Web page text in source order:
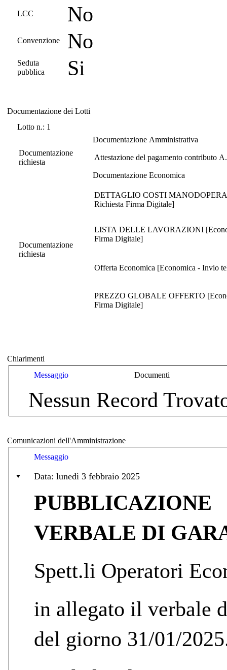
LCC No
Convenzione No
Seduta
pubblica
Si
Documentazione dei Lotti
Lotto n.: 1
Documentazione Amministrativa
Documentazione
richiesta
Attestazione del pagamento contributo
Documentazione Economica
Documentazione
richiesta
DETTAGLIO COSTI MANODOPERA
Richiesta Firma Digitale]
LISTA DELLE LAVORAZIONI
Firma Digitale]
Offerta Economica [Economica - Invio
PREZZO GLOBALE OFFERTO
Firma Digitale]
Chiarimenti
Messaggio
Documenti
Nessun Record
Comunicazioni dell'Amministrazione
Messaggio
Data: lunedì 3 febbraio 2025
PUBBLICAZIONE
VERBALE DI
Spett.li Operatori
in allegato il verbale
del giorno 31/01/